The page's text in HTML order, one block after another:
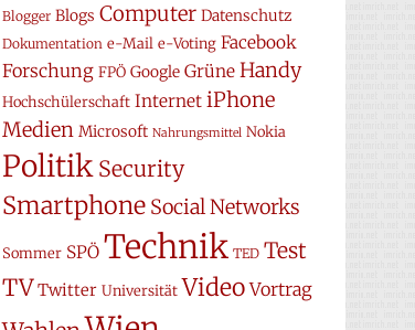
Blogger Blogs Computer Datenschutz
Dokumentation e-Mail e-Voting Facebook
Forschung FPÖ Google Grüne Handy
Hochschülerschaft Internet iPhone
Medien Microsoft Nahrungsmittel Nokia
Politik Security
Smartphone Social Networks
Sommer SPÖ Technik TED Test
TV Twitter Universität Video Vortrag